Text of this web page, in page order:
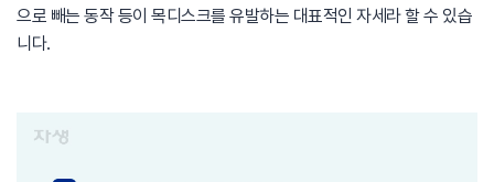
으로 빼는 동작 등이 목디스크를 유발하는 대표적인 자세라 할 수 있습
니다.